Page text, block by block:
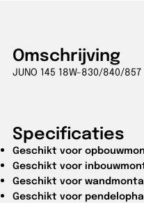
Omschrijving
JUNO 145 18W-830/840/857
Specificaties
Geschikt voor
Geschikt voor
Geschikt voor
Geschikt voor